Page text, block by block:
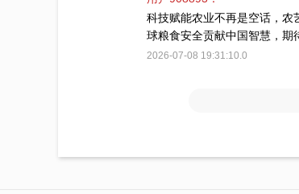
科技赋能农业不再是空话，农
球粮食安全贡献中国智慧，期
2026-07-08 19:31:10.0